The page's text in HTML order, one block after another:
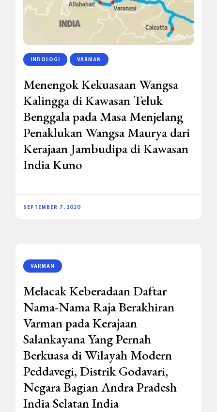
INDOLOGI VARMAN
Menengok Kekuasaan Wangsa
Kalingga di Kawasan Teluk
Benggala pada Masa Menjelang
Penaklukan Wangsa Maurya dari
Kerajaan Jambudipa di Kawasan
India Kuno
SEPTEMBER 7, 2020
VARMAN
Melacak Keberadaan Daftar
Nama-Nama Raja Berakhiran
Varman pada Kerajaan
Salankayana Yang Pernah
Berkuasa di Wilayah Modern
Peddavegi, Distrik Godavari,
Negara Bagian Andra Pradesh
India Selatan India